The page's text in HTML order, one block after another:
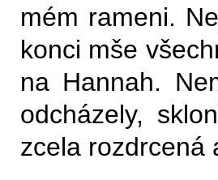
mém rameni.
konci mše
na Hannah.
odcházely,
zcela rozdrcená